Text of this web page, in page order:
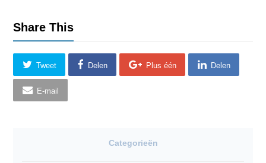
Share This
Tweet Delen Plus één Delen
E-mail
Categorieën